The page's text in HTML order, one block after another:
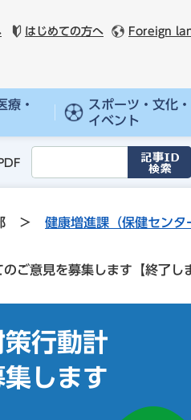
はじめての方へ Foreign
療・
スポーツ・文化・
イベント
PDF
> 健康増進課（保健センタ
ご意見を募集します【終了し
行動計
します